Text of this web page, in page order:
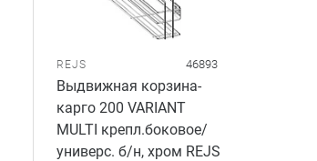
REJS 46893
Выдвижная корзина-
карго 200 VARIANT
MULTI крепл.боковое/
универс. б/н, хром REJS